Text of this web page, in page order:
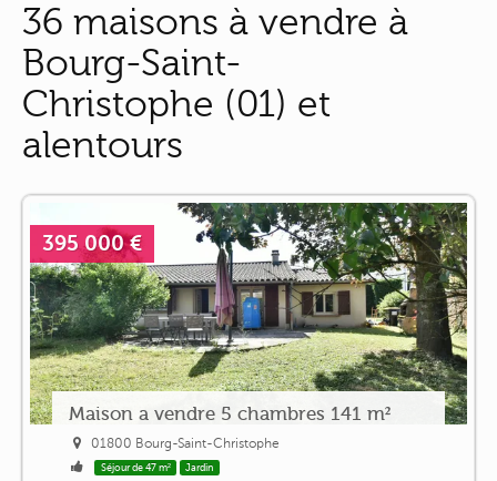
36 maisons à vendre à
Bourg-Saint-
Christophe (01) et
alentours
395 000 €
Maison a vendre 5 chambres 141 m²
01800 Bourg-Saint-Christophe
Séjour de 47 m² Jardin